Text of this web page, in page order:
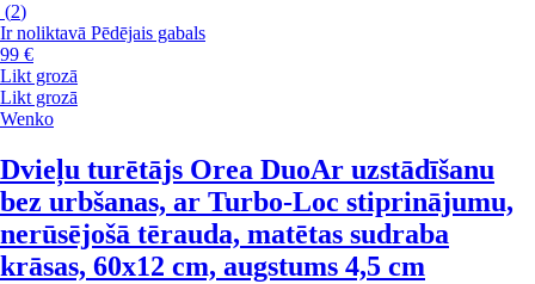
(2)
Ir noliktavā Pēdējais gabals
99 €
Likt grozā
Likt grozā
Wenko
Dvieļu turētājs Orea DuoAr uzstādīšanu
bez urbšanas, ar Turbo-Loc stiprinājumu,
nerūsējošā tērauda, matētas sudraba
krāsas, 60x12 cm, augstums 4,5 cm